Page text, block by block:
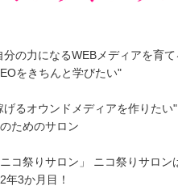
分の力になるWEBメディアを育て
をきちんと学びたい"
げるオウンドメディアを作りたい
ためのサロン
ニコ祭りサロン」 ニコ祭りサロン
年3か月目！